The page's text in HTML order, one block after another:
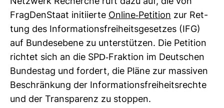
Frag­Den­Staat initi­ierte Online-​Peti­tion zur Ret­
tung des Infor­ma­ti­ons­frei­heits­ge­setzes (IFG)
auf Bun­des­ebene zu unter­stützen. Die Peti­tion
richtet sich an die SPD-​Frak­tion im Deut­schen
Bun­destag und for­dert, die Pläne zur mas­siven
Beschrän­kung der Infor­ma­ti­ons­frei­heits­rechte
und der Trans­pa­renz zu stoppen.